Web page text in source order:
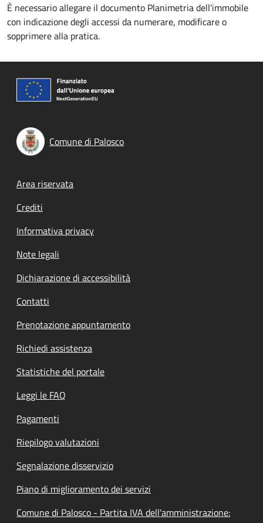
È necessario allegare il documento Planimetria dell'immobile
con indicazione degli accessi da numerare, modificare o
sopprimere alla pratica.
Comune di Palosco
Footer menu
Area riservata
Crediti
Informativa privacy
Note legali
Dichiarazione di accessibilità
Contatti
Prenotazione appuntamento
Richiedi assistenza
Statistiche del portale
Leggi le FAQ
Pagamenti
Riepilogo valutazioni
Segnalazione disservizio
Piano di miglioramento dei servizi
Comune di Palosco - Partita IVA dell'amministrazione: